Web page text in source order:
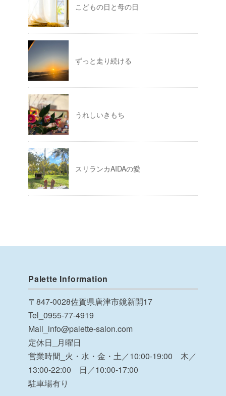
こどもの日と母の日
ずっと走り続ける
うれしいきもち
スリランカAIDAの愛
Palette Information
〒847-0028佐賀県唐津市鏡新開17
Tel_0955-77-4919
Mail_info@palette-salon.com
定休日_月曜日
営業時間_火・水・金・土／10:00-19:00 木／
13:00-22:00 日／10:00-17:00
駐車場有り